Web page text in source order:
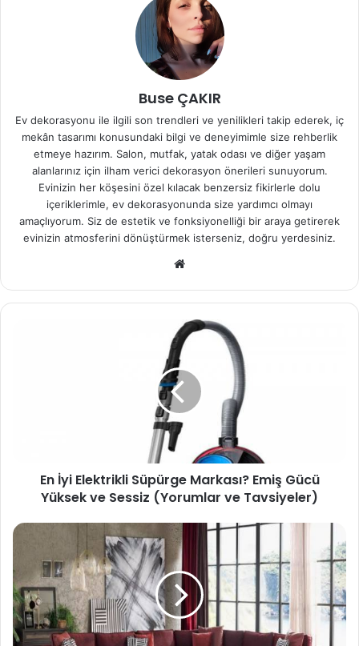
Buse ÇAKIR
Ev dekorasyonu ile ilgili son trendleri ve yenilikleri takip ederek, iç
mekân tasarımı konusundaki bilgi ve deneyimimle size rehberlik
etmeye hazırım. Salon, mutfak, yatak odası ve diğer yaşam
alanlarınız için ilham verici dekorasyon önerileri sunuyorum.
Evinizin her köşesini özel kılacak benzersiz fikirlerle dolu
içeriklerimle, ev dekorasyonunda size yardımcı olmayı
amaçlıyorum. Siz de estetik ve fonksiyonelliği bir araya getirerek
evinizin atmosferini dönüştürmek isterseniz, doğru yerdesiniz.
sit
esi
En İyi Elektrikli Süpürge Markası? Emiş Gücü
Yüksek ve Sessiz (Yorumlar ve Tavsiyeler)